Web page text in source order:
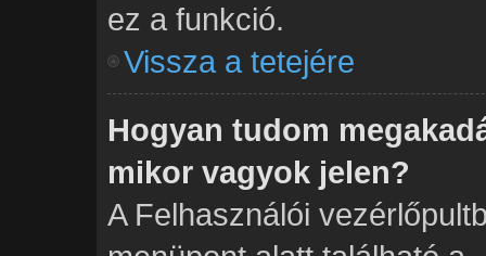
ez a funkció.
Vissza a tetejére
Hogyan tudom
mikor vagyok jelen?
A Felhasználói